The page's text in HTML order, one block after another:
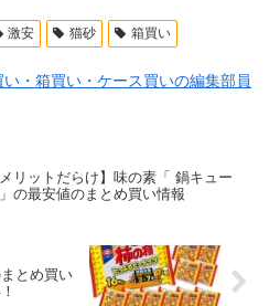
激安 猫砂 箱買い
い・箱買い・ケース買いの編集部員
メリットだらけ】味の素「 鍋キュー
の最安値のまとめ買い情報
とめ買い